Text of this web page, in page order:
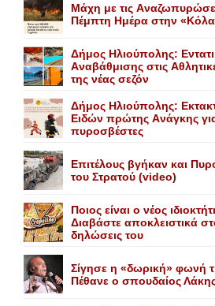
Mάχη με τις
Πέμπτη Hμέρα στην
Δήμος Ηλιούπολης:
Aναβάθμισης στις
της νέας σεζόν
Δήμος Ηλιούπολης:
Eιδών πρώτης Aνάγκης
πυροσβέστες
Επιτέλους βγήκαν και
του Στρατού (video)
Ποιος είναι ο νέος
Διαβάστε αποκλειστικά
δηλώσεις του
Σίγησε η «δωρική» φωνή
Πέθανε o σπουδαίος